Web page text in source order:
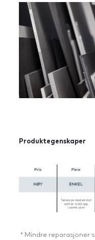
Produktegenskaper
* Mindre reparasjoner